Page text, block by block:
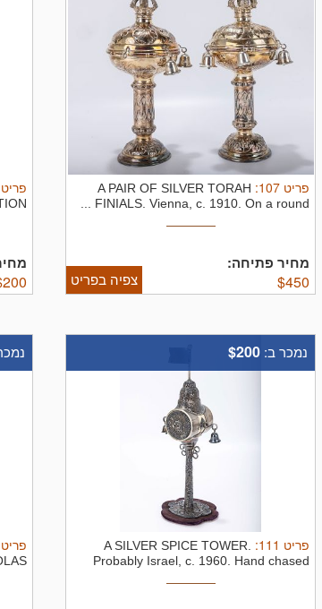
פריט 107
:
A PAIR OF SILVER TORAH
FINIALS. Vienna, c. 1910. On a round ...
מחיר פתיחה:
$450 צפיה בפריט
פריט
200
נמכר ב: $200
פריט 111
:
A SILVER SPICE TOWER.
Probably Israel, c. 1960. Hand chased
פריט